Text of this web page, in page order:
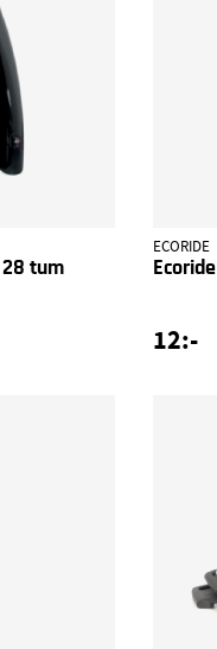
28 tum
ECORIDE
12:-